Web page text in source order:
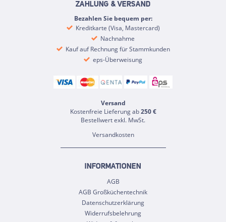
ZAHLUNG & VERSAND
Bezahlen Sie bequem per:
Kreditkarte (Visa, Mastercard)
Nachnahme
Kauf auf Rechnung für Stammkunden
eps-Überweisung
Versand
Kostenfreie Lieferung ab250 €
Bestellwert exkl. MwSt.
Versandkosten
INFORMATIONEN
AGB
AGB Großküchentechnik
Datenschutzerklärung
Widerrufsbelehrung